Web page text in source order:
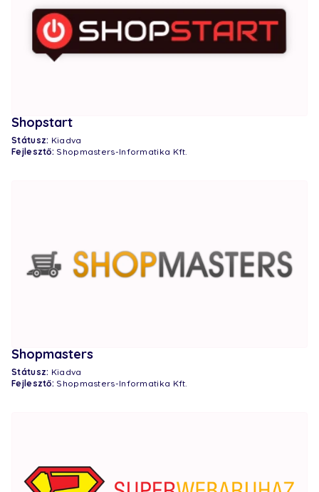
Shopstart
Státusz: Kiadva
Fejlesztő: Shopmasters-Informatika Kft.
Shopmasters
Státusz: Kiadva
Fejlesztő: Shopmasters-Informatika Kft.